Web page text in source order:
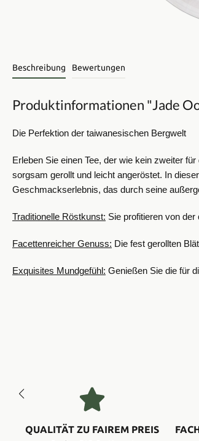
Beschreibung Bewertungen
Produktinformationen "Jade
Die Perfektion der taiwanesischen Bergwelt
Erleben Sie einen Tee, der wie kein zweiter
sorgsam gerollt und leicht angeröstet. In
Geschmackserlebnis, das durch seine
Traditionelle Röstkunst: Sie profitieren von
Facettenreicher Genuss: Die fest gerollten
Exquisites Mundgefühl: Genießen Sie die für
QUALITÄT ZU FAIREM PREIS